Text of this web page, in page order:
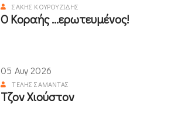
ΣΆΚΗΣ ΚΟΥΡΟΥΖΊΔΗΣ
Ο Κοραής ...ερωτευμένος!
05 Αυγ 2026
ΤΈΛΗΣ ΣΑΜΑΝΤΆΣ
Τζον Χιούστον